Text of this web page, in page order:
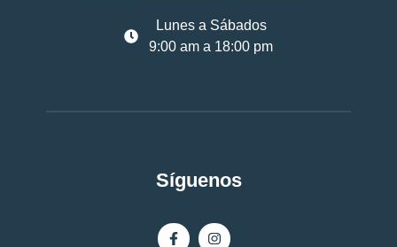
Lunes a Sábados
9:00 am a 18:00 pm
Síguenos